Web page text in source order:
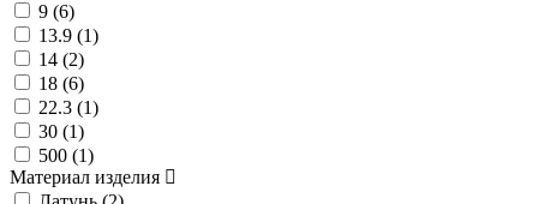
9 (6)
13.9 (1)
14 (2)
18 (6)
22.3 (1)
30 (1)
500 (1)
Материал изделия